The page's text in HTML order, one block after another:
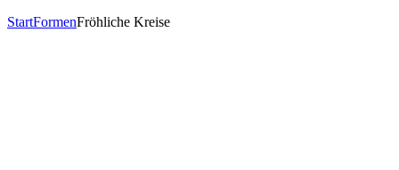
StartFormenFröhliche Kreise